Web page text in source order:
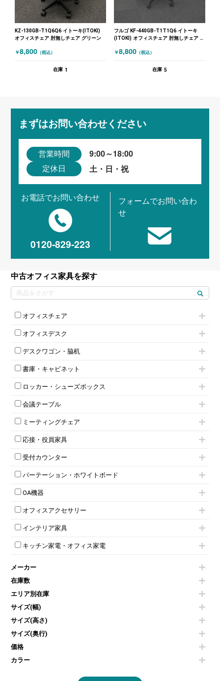
KZ-130GB-T1Q6Q6 イトーキ(ITOKI)
オフィスチェア 肘無しチェア グリーン
￥8,800 （税込）
在庫 1
フルゴ KF-440GB-T1T1Q6 イトーキ
(ITOKI) オフィスチェア 肘無しチェア イ
￥8,800 （税込）
在庫 5
まずはお問い合わせください
営業時間 9:00～18:00
定休日 土・日・祝
お電話でお問い合わせ
0120-829-223
フォームでお問い合わ
せ
中古オフィス家具を探す
オフィスチェア
肘付きチェア
肘無しチェア
役員チェア
オフィスチェアその他
オフィスデスク
片袖机
フリーアドレスデスク（ベンチデスク）
昇降デスク
両袖机
デスクワゴン・脇机
インワゴン2段
インワゴン3段
脇机
書庫・キャビネット
ハイキャビネット
ローキャビネット
両開きキャビネット
上下連結キャビネット
軽量ラック（スチールラック）
収納家具その他
両開書庫
ラテラル書庫
ロッカー・シューズボックス
1人用ロッカー
2人用ロッカー
3人用ロッカー
5人用ロッカー
8人用ロッカー
多人数ロッカー
ダイヤル錠ロッカー
ダイヤル錠ロッカー
ワードローブ・クローゼット
会議テーブル
ミーティングテーブル
スタッキングテーブル
ネスティングテーブル
カウンターテーブル
T字脚テーブル
会議テーブルW1200～
会議テーブルW1800～
平行スタックテーブル
会議テーブルその他
ミーティングチェア
キャスター付きミーティングチェア
スタッキングミーティングチェア
テーブル付きミーティングチェア
折りたたみミーティングチェア
ハイチェア
ミーティングチェアその他
応接・役員家具
応接セット
応接ソファ
応接チェア
応接・役員家具その他
受付カウンター
ハイカウンター
ローカウンター
ラウンジカウンター
パーテーション・ホワイトボード
パーテーション
自立タイプパーテーション
パーテーションその他
壁掛けホワイトボード
ホワイトボードその他
OA機器
電話機（ビジネスフォン）
シュレッダー
スクリーン
その他OA機器
オフィスアクセサリー
チェア用台車
演台・講演台・演説台
防音パネル
コートハンガー・ポールハンガー
傘立て
食器棚・キッチンキャビネット
カタログスタンド
オフィスアクセサリーその他
インテリア家具
モールドチェア
ダイニングチェア
カウンターテーブル
センターテーブル・サイドテーブル
ベンチ・スツール
ソファ
シェルフ
ダストボックス（ゴミ箱）
インテリア家具その他
キッチン家電・オフィス家電
冷蔵庫・洗濯機
空気清浄機・加湿器
液晶テレビ・モニター類
エアコン
照明機器
掃除機
季節家電
メーカー
在庫数
エリア別在庫
サイズ(幅)
サイズ(高さ)
サイズ(奥行)
価格
カラー